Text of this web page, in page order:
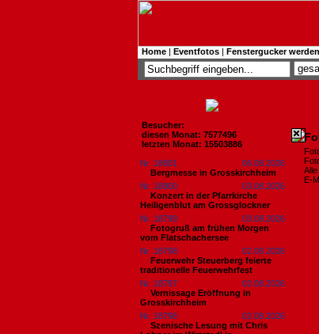
Home | Eventfotos | Fenstergucker werden
Besucher:
diesen Monat: 7577496
letzten Monat: 15503886
Nr. 18801
06.08.2026
Bergmesse in Grosskirchheim
Nr. 18800
03.08.2026
Konzert in der Pfarrkirche
Heiligenblut am Grossglockner
Nr. 18799
03.08.2026
Fotogruß am frühen Morgen
vom Flatschachersee
Nr. 18798
02.08.2026
Feuerwehr Steuerberg feierte
traditionelle Feuerwehrfest
Nr. 18797
02.08.2026
Vernissage Eröffnung in
Grosskirchheim
Nr. 18796
02.08.2026
Szenische Lesung mit Chris
E-